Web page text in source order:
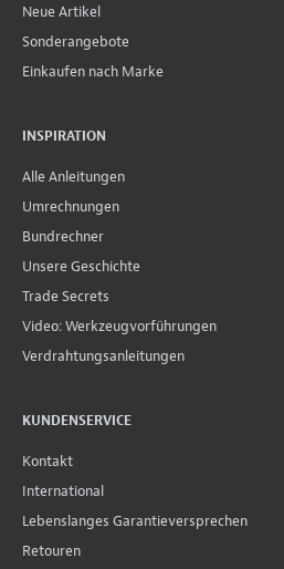
Neue Artikel
Sonderangebote
Einkaufen nach Marke
INSPIRATION
Alle Anleitungen
Umrechnungen
Bundrechner
Unsere Geschichte
Trade Secrets
Video: Werkzeugvorführungen
Verdrahtungsanleitungen
KUNDENSERVICE
Kontakt
International
Lebenslanges Garantieversprechen
Retouren